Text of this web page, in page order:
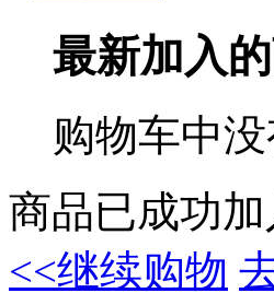
最新加入
购物车中
商品已成功
<<继续购物